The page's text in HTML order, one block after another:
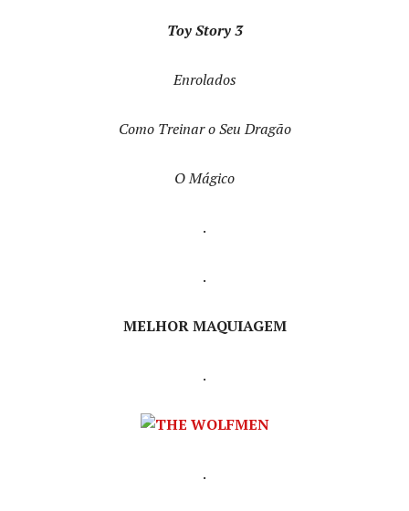
Toy Story 3
Enrolados
Como Treinar o Seu Dragão
O Mágico
.
.
MELHOR MAQUIAGEM
.
.